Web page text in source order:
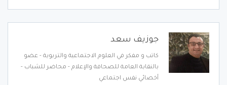
جوزيف سعد
كاتب و مفكر في العلوم الاجتماعية والتربوية - عضو
بالنقابة العامة للصحافة والإعلام - محاضر للشباب -
أخصائي نفس اجتماعي